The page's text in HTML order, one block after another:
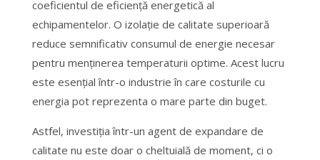
coeficientul de eficiență energetică al
echipamentelor. O izolație de calitate superioară
reduce semnificativ consumul de energie necesar
pentru menținerea temperaturii optime. Acest lucru
este esențial într-o industrie în care costurile cu
energia pot reprezenta o mare parte din buget.
Astfel, investiția într-un agent de expandare de
calitate nu este doar o cheltuială de moment, ci o